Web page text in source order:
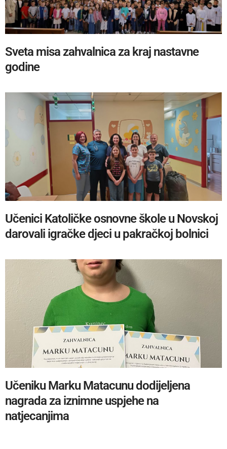
Sveta misa zahvalnica za kraj nastavne
godine
Učenici Katoličke osnovne škole u Novskoj
darovali igračke djeci u pakračkoj bolnici
Učeniku Marku Matacunu dodijeljena
nagrada za iznimne uspjehe na
natjecanjima